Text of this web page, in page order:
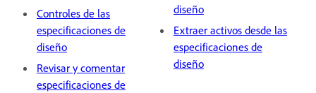
Controles de las
especificaciones de
diseño
Revisar y comentar
especificaciones de
diseño
Extraer activos desde las
especificaciones de
diseño